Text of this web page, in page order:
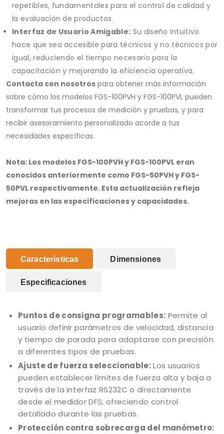
repetibles, fundamentales para el control de calidad y
la evaluación de productos.
Interfaz de Usuario Amigable: Su diseño intuitivo
hace que sea accesible para técnicos y no técnicos por
igual, reduciendo el tiempo necesario para la
capacitación y mejorando la eficiencia operativa.
Contacta con nosotros para obtener más información
sobre cómo los modelos FGS-100PVH y FGS-100PVL pueden
transformar tus procesos de medición y pruebas, y para
recibir asesoramiento personalizado acorde a tus
necesidades específicas.
Nota: Los modelos FGS-100PVH y FGS-100PVL eran
conocidos anteriormente como FGS-50PVH y FGS-
50PVL respectivamente. Esta actualización refleja
mejoras en las especificaciones y capacidades.
Características Dimensiones
Especificaciones
Puntos de consigna programables: Permite al
usuario definir parámetros de velocidad, distancia
y tiempo de parada para adaptarse con precisión
a diferentes tipos de pruebas.
Ajuste de fuerza seleccionable:Los usuarios
pueden establecer límites de fuerza alta y baja a
través de la interfaz RS232C o directamente
desde el medidor DFS, ofreciendo control
detallado durante las pruebas.
Protección contra sobrecarga del manómetro: